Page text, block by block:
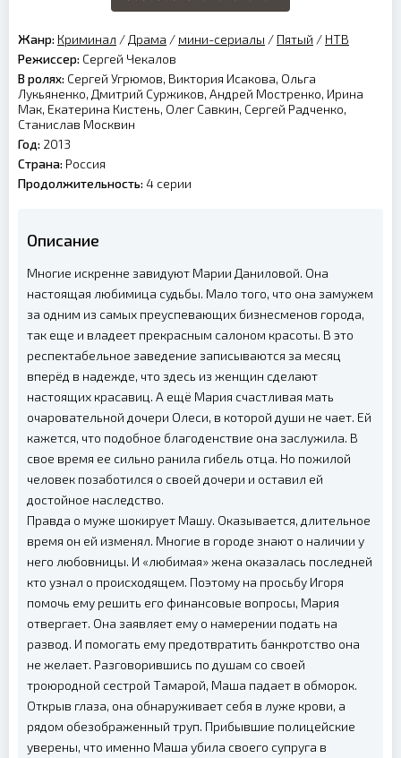
Жанр: Криминал / Драма / мини-сериалы / Пятый / НТВ
Режиссер: Сергей Чекалов
В ролях: Сергей Угрюмов, Виктория Исакова, Ольга
Лукьяненко, Дмитрий Суржиков, Андрей Мостренко, Ирина
Мак, Екатерина Кистень, Олег Савкин, Сергей Радченко,
Станислав Москвин
Год: 2013
Страна: Россия
Продолжительность: 4 серии
Описание
Многие искренне завидуют Марии Даниловой. Она
настоящая любимица судьбы. Мало того, что она замужем
за одним из самых преуспевающих бизнесменов города,
так еще и владеет прекрасным салоном красоты. В это
респектабельное заведение записываются за месяц
вперёд в надежде, что здесь из женщин сделают
настоящих красавиц. А ещё Мария счастливая мать
очаровательной дочери Олеси, в которой души не чает. Ей
кажется, что подобное благоденствие она заслужила. В
свое время ее сильно ранила гибель отца. Но пожилой
человек позаботился о своей дочери и оставил ей
достойное наследство.
Правда о муже шокирует Машу. Оказывается, длительное
время он ей изменял. Многие в городе знают о наличии у
него любовницы. И «любимая» жена оказалась последней
кто узнал о происходящем. Поэтому на просьбу Игоря
помочь ему решить его финансовые вопросы, Мария
отвергает. Она заявляет ему о намерении подать на
развод. И помогать ему предотвратить банкротство она
не желает. Разговорившись по душам со своей
троюродной сестрой Тамарой, Маша падает в обморок.
Открыв глаза, она обнаруживает себя в луже крови, а
рядом обезображенный труп. Прибывшие полицейские
уверены, что именно Маша убила своего супруга в